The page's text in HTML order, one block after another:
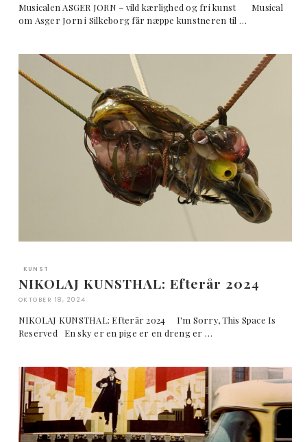
Musicalen ASGER JORN – vild kærlighed og fri kunst Musical
om Asger Jorn i Silkeborg får næppe kunstneren til …
KUNST
NIKOLAJ KUNSTHAL: Efterår 2024
OKTOBER 18, 2024
NIKOLAJ KUNSTHAL: Efterår 2024 I'm Sorry, This Space Is
Reserved En sky er en pige er en dreng er …